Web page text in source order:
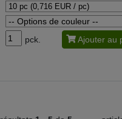
pck. Ajouter au